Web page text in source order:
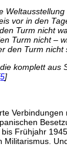
vor in den
Turm nicht
Turm nicht –
den Turm nicht
komplett aus
5]
Frühjahr